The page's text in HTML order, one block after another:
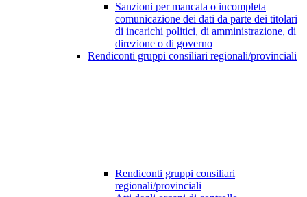
Sanzioni per mancata o incompleta
comunicazione dei dati da parte dei titolari
di incarichi politici, di amministrazione, di
direzione o di governo
Rendiconti gruppi consiliari regionali/provinciali
Rendiconti gruppi consiliari
regionali/provinciali